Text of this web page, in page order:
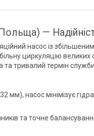
—
насос із
циркуляцію великих
та тривалий термін
мм), насос мінімізує
та точне